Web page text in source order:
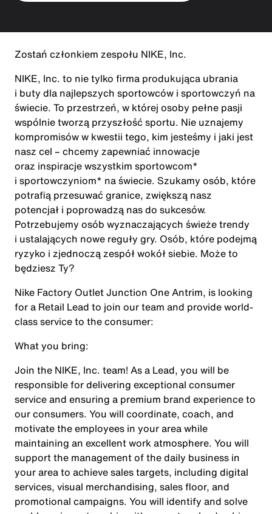
Zostań członkiem zespołu NIKE, Inc.
NIKE, Inc. to nie tylko firma produkująca ubrania
i buty dla najlepszych sportowców i sportowczyń na
świecie. To przestrzeń, w której osoby pełne pasji
wspólnie tworzą przyszłość sportu. Nie uznajemy
kompromisów w kwestii tego, kim jesteśmy i jaki jest
nasz cel – chcemy zapewniać innowacje
oraz inspiracje wszystkim sportowcom*
i sportowczyniom* na świecie. Szukamy osób, które
potrafią przesuwać granice, zwiększą nasz
potencjał i poprowadzą nas do sukcesów.
Potrzebujemy osób wyznaczających świeże trendy
i ustalających nowe reguły gry. Osób, które podejmą
ryzyko i zjednoczą zespół wokół siebie. Może to
będziesz Ty?
Nike Factory Outlet Junction One Antrim, is looking
for a Retail Lead to join our team and provide world-
class service to the consumer:
What you bring:
Join the NIKE, Inc. team! As a Lead, you will be
responsible for delivering exceptional consumer
service and ensuring a premium brand experience to
our consumers. You will coordinate, coach, and
motivate the employees in your area while
maintaining an excellent work atmosphere. You will
support the management of the daily business in
your area to achieve sales targets, including digital
services, visual merchandising, sales floor, and
promotional campaigns. You will identify and solve